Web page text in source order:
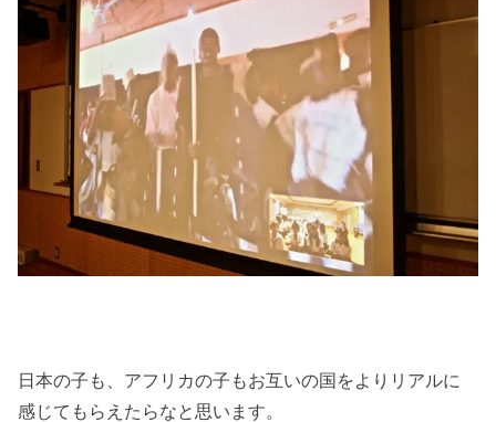
日本の子も、アフリカの子もお互いの国をよりリアルに
感じてもらえたらなと思います。